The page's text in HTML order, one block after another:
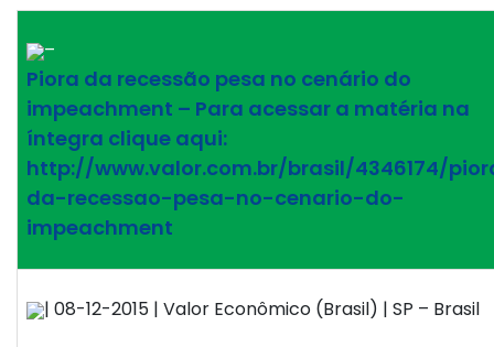
–
Piora da recessão pesa no cenário do
impeachment – Para acessar a matéria na
íntegra clique aqui:
http://www.valor.com.br/brasil/4346174/
da-recessao-pesa-no-cenario-do-
impeachment
| 08-12-2015 | Valor Econômico (Brasil) | SP – Brasil